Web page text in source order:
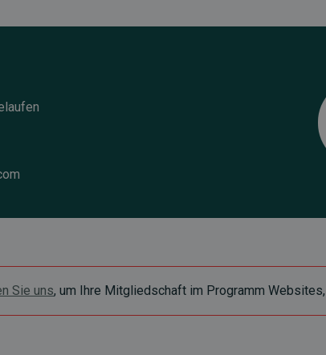
Sie uns, um Ihre Mitgliedschaft im Programm